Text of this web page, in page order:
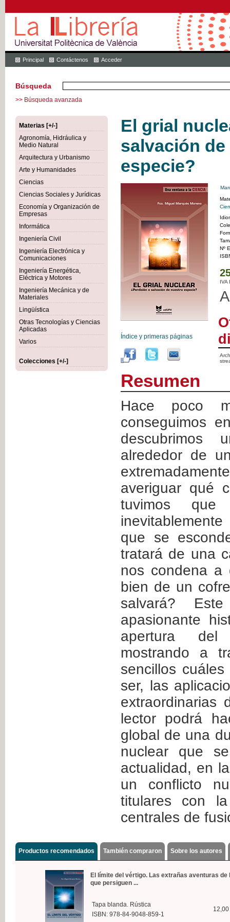
Principal Contáctenos Acceder
Búsqueda
>> Búsqueda avanzada
Materias [+/-]
Agronomía, Hidráulica y
Medio Natural
Arquitectura y Urbanismo
Arte y Humanidades
Ciencias
Ciencias Sociales y Jurídicas
Economía y Organización de
Empresas
Informática
Ingeniería Civil
Ingeniería Electrónica y
Comunicaciones
Ingeniería Energética,
Eléctrica y Motores
Ingeniería Mecánica y de
Materiales
Lingüística
Otras Tecnologías y Ciencias
Aplicadas
Varios
Colecciones [+/-]
El grial
salvación
especie?
Índice y primeras páginas
Nº
IVA
Resumen
Hace poco
conseguimos
descubrimos
alrededor de
averiguar qué
tuvimos que
que se
tratará de una
nos condena a
bien de un
salvará?
apasionante
apertura del
mostrando a
sencillos
ser, las
extraordinarias
lector podrá
global de una
nuclear que
actualidad, en
un conflicto
titulares con
centrales de
Productos recomendados También compraron Sobre los autores
El límite del vértigo. Las extrañas aventuras de
que persiguen ...
Tapa blanda. Rústica
ISBN: 978-84-9048-859-1